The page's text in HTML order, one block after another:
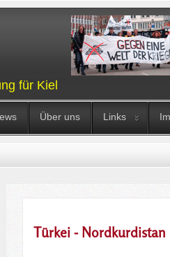
für Kiel
Über uns Links
Türkei - Nordkurdistan